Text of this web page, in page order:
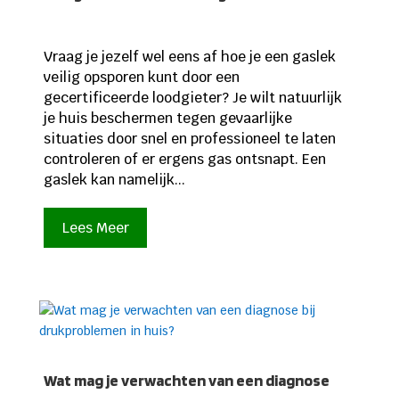
Vraag je jezelf wel eens af hoe je een gaslek
veilig opsporen kunt door een
gecertificeerde loodgieter? Je wilt natuurlijk
je huis beschermen tegen gevaarlijke
situaties door snel en professioneel te laten
controleren of er ergens gas ontsnapt. Een
gaslek kan namelijk...
Lees Meer
Wat mag je verwachten van een diagnose